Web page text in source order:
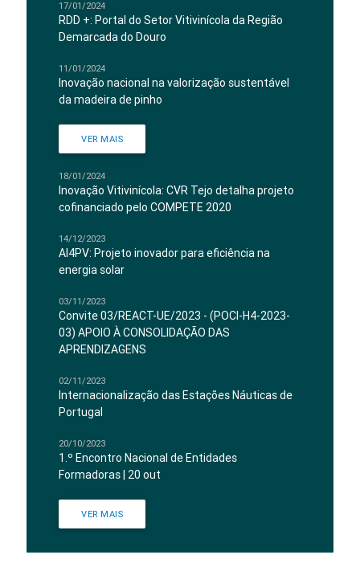
17/01/2024
RDD +: Portal do Setor Vitivinícola da Região
Demarcada do Douro
11/01/2024
Inovação nacional na valorização sustentável
da madeira de pinho
VER MAIS
18/01/2024
Inovação Vitivinícola: CVR Tejo detalha projeto
cofinanciado pelo COMPETE 2020
14/12/2023
AI4PV: Projeto inovador para eficiência na
energia solar
03/11/2023
Convite 03/REACT-UE/2023 - (POCI-H4-2023-
03) APOIO À CONSOLIDAÇÃO DAS
APRENDIZAGENS
02/11/2023
Internacionalização das Estações Náuticas de
Portugal
20/10/2023
1.º Encontro Nacional de Entidades
Formadoras | 20 out
VER MAIS